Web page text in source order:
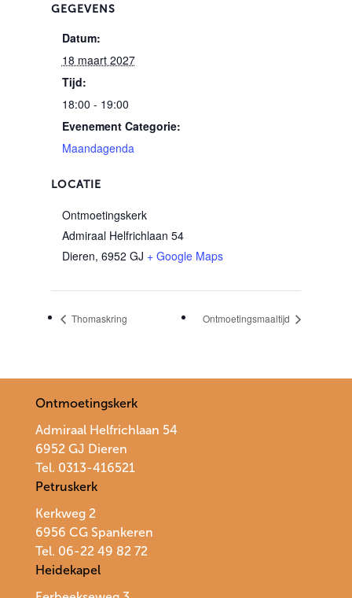
GEGEVENS
Datum:
18 maart 2027
Tijd:
18:00 - 19:00
Evenement Categorie:
Maandagenda
LOCATIE
Ontmoetingskerk
Admiraal Helfrichlaan 54
Dieren, 6952 GJ + Google Maps
Thomaskring Ontmoetingsmaaltijd
Ontmoetingskerk
Admiraal Helfrichlaan 54
6952 GJ Dieren
Tel. 0313-416521
Petruskerk
Kerkweg 2
6956 CG Spankeren
Tel. 06-22 49 82 72
Heidekapel